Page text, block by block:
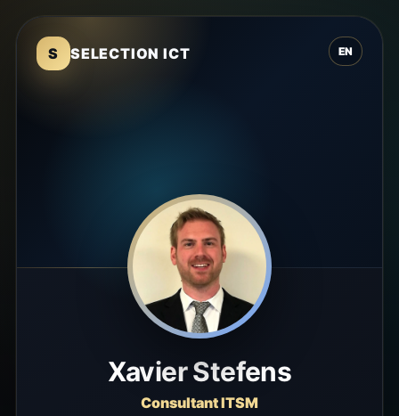
EN
S SELECTION ICT
Xavier Stefens
Consultant ITSM